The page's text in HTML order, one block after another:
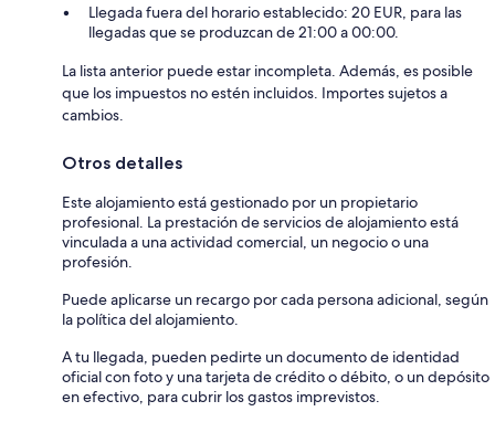
Llegada fuera del horario establecido: 20 EUR, para las
llegadas que se produzcan de 21:00 a 00:00.
La lista anterior puede estar incompleta. Además, es posible
que los impuestos no estén incluidos. Importes sujetos a
cambios.
Otros detalles
Este alojamiento está gestionado por un propietario
profesional. La prestación de servicios de alojamiento está
vinculada a una actividad comercial, un negocio o una
profesión.
Puede aplicarse un recargo por cada persona adicional, según
la política del alojamiento.
A tu llegada, pueden pedirte un documento de identidad
oficial con foto y una tarjeta de crédito o débito, o un depósito
en efectivo, para cubrir los gastos imprevistos.